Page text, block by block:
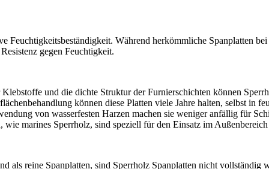
Während herkömmliche Spanplatten
gegen Feuchtigkeit.
und die dichte Struktur der Furnierschichten können
können diese Platten viele Jahre halten, selbst in
von wasserfesten Harzen machen sie weniger anfällig für
marines Sperrholz, sind speziell für den Einsatz im
als reine Spanplatten, sind Sperrholz Spanplatten nicht vollständig